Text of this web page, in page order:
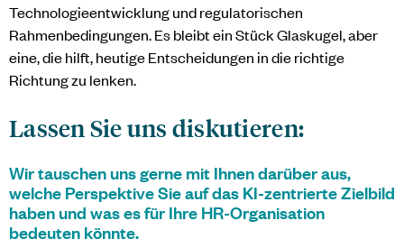
Technologieentwicklung und regulatorischen
Rahmenbedingungen. Es bleibt ein Stück Glaskugel, aber
eine, die hilft, heutige Entscheidungen in die richtige
Richtung zu lenken.
Lassen Sie uns diskutieren:
Wir tauschen uns gerne mit Ihnen darüber aus,
welche Perspektive Sie auf das KI-zentrierte Zielbild
haben und was es für Ihre HR-Organisation
bedeuten könnte.